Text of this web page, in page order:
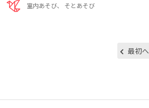
室内あそび
そとあそび
最初へ